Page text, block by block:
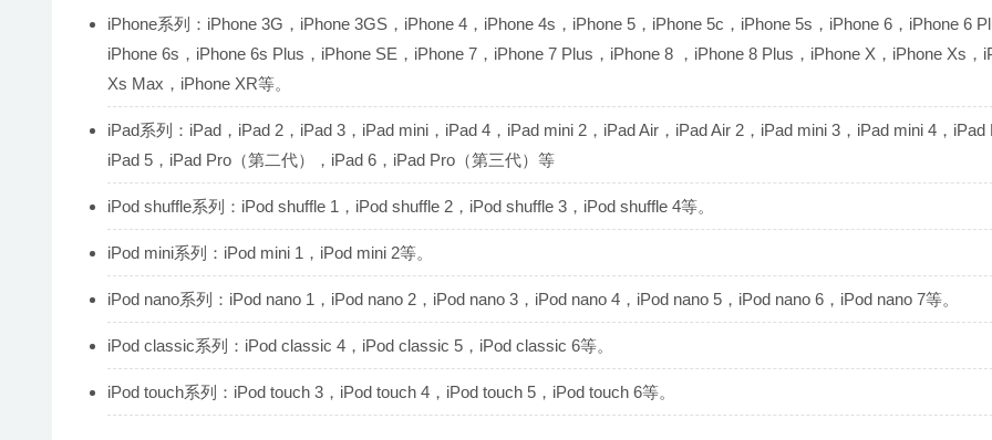
iPhone系列：iPhone 3G，iPhone 3GS，iPhone 4，iPhone 4s，iPhone 5，iPhone 5c，iPhone 5s，iPhone 6，iPhone 6
iPhone 6s，iPhone 6s Plus，iPhone SE，iPhone 7，iPhone 7 Plus，iPhone 8 ，iPhone 8 Plus，iPhone X，iPhone Xs，
Xs Max，iPhone XR等。
iPad系列：iPad，iPad 2，iPad 3，iPad mini，iPad 4，iPad mini 2，iPad Air，iPad Air 2，iPad mini 3，iPad mini 4，iPad
iPad 5，iPad Pro（第二代），iPad 6，iPad Pro（第三代）等
iPod shuffle系列：iPod shuffle 1，iPod shuffle 2，iPod shuffle 3，iPod shuffle 4等。
iPod mini系列：iPod mini 1，iPod mini 2等。
iPod nano系列：iPod nano 1，iPod nano 2，iPod nano 3，iPod nano 4，iPod nano 5，iPod nano 6，iPod nano 7等。
iPod classic系列：iPod classic 4，iPod classic 5，iPod classic 6等。
iPod touch系列：iPod touch 3，iPod touch 4，iPod touch 5，iPod touch 6等。